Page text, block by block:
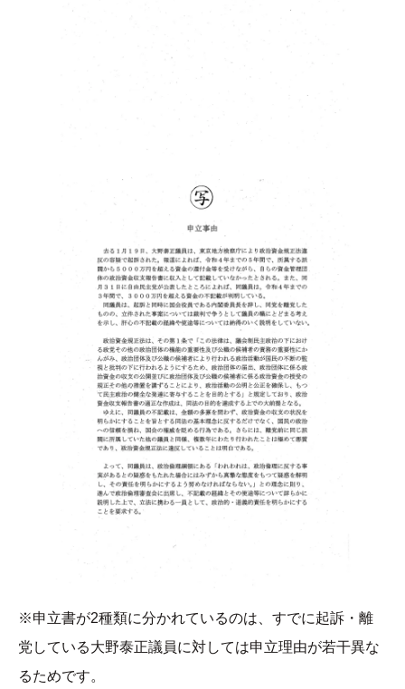
※申立書が2種類に分かれているのは、すでに起訴・離
党している大野泰正議員に対しては申立理由が若干異な
るためです。